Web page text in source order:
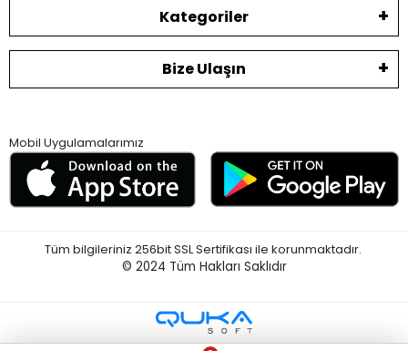
Kategoriler
Bize Ulaşın
Mobil Uygulamalarımız
Tüm bilgileriniz 256bit SSL Sertifikası ile korunmaktadır.
© 2024 Tüm Hakları Saklıdır